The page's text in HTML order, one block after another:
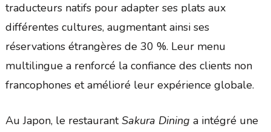
traducteurs natifs pour adapter ses plats aux
différentes cultures, augmentant ainsi ses
réservations étrangères de 30 %. Leur menu
multilingue a renforcé la confiance des clients non
francophones et amélioré leur expérience globale.
Au Japon, le restaurantSakura Dining a intégré une